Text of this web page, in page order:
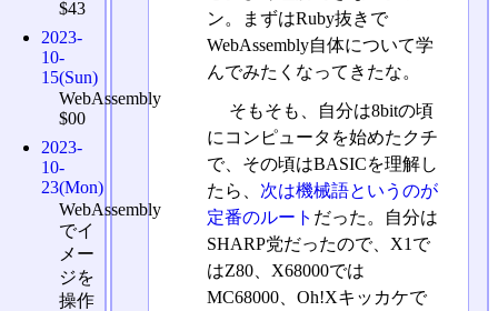
ン。まずはRuby抜きで
WebAssembly自体について学
んでみたくなってきたな。
そもそも、自分は8bitの頃
にコンピュータを始めたクチ
で、その頃はBASICを理解し
たら、 次は機械語というのが
定番のルート だった。自分は
SHARP党だったので、X1で
はZ80、X68000では
MC68000、Oh!Xキッカケで
$43
2023-
10-
15(Sun)
WebAssembly
$00
2023-
10-
23(Mon)
WebAssembly
でイ
メー
ジを
操作